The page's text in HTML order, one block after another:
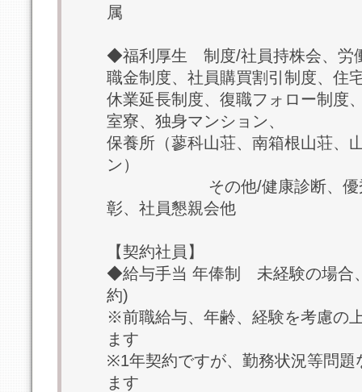
属
◆福利厚生 制度/社員持株会、労
職金制度、社員購買割引制度、
休業延長制度、復職フォロー制度
室寮、独身マンション、
保養所（蓼科山荘、南箱根山荘、
ン）
その他/健康診断、優秀販
彰、社員懇親会他
【契約社員】
◆給与手当 年俸制 未経験の場合
約)
※前職給与、年齢、経験を考慮の
ます
※1年契約ですが、勤務状況等問題
ます